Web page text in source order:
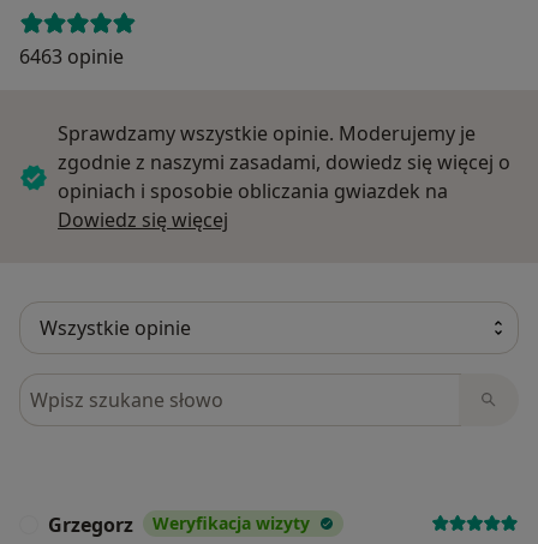
6463 opinie
Sprawdzamy wszystkie opinie. Moderujemy je
zgodnie z naszymi zasadami, dowiedz się więcej o
opiniach i sposobie obliczania gwiazdek na
Dowiedz się więcej
Szukaj w opiniach
Grzegorz Weryfikacja wizyty